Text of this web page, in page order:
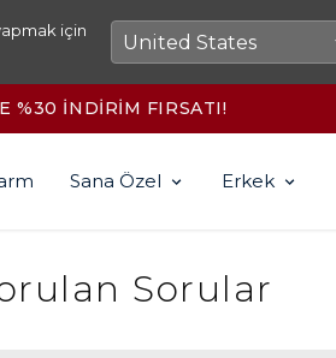
için
%30 İNDİRİM FIRSATI!
Sana Özel Erkek
Sorular